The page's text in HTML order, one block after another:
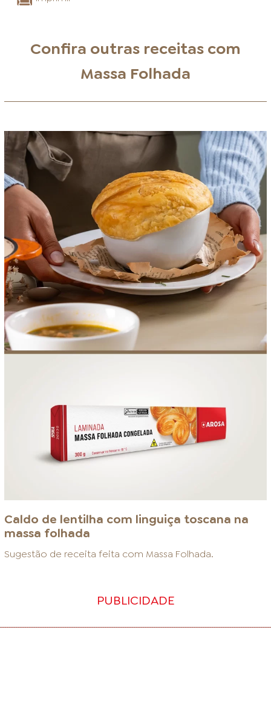
Confira outras receitas com
Massa Folhada
Caldo de lentilha com linguiça toscana na
massa folhada
Sugestão de receita feita com Massa Folhada.
PUBLICIDADE